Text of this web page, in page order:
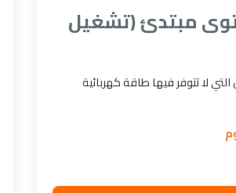
مبتدئ (تشغيل
لا تتوفر فيها طاقة كهربائية